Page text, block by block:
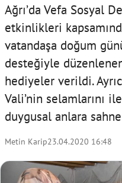
Ağrı’da Vefa Sosyal
etkinlikleri
vatandaşa doğum
desteğiyle
hediyeler verildi.
Vali’nin selamlarını
duygusal anlara
Metin Karip23.04.2020 16:48